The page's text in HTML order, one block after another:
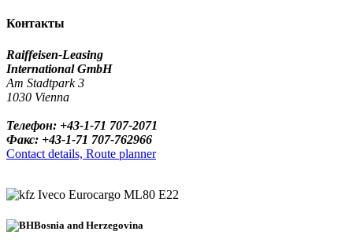
Контакты
Raiffeisen-Leasing
International GmbH
Am Stadtpark 3
1030 Vienna
Телефон: +43-1-71 707-2071
Факс: +43-1-71 707-762966
Contact details, Route planner
Iveco Eurocargo ML80 E22
Bosnia and Herzegovina